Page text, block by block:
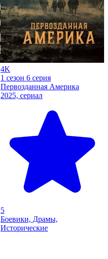
4K
1 сезон 6 серия
Первозданная Америка
2025, сериал
5
Боевики, Драмы,
Исторические